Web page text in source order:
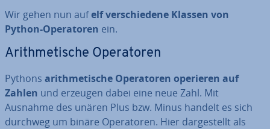
Wir gehen nun aufelf ver­schie­de­ne Klassen von
Python-Ope­ra­to­ren ein.
Arith­me­ti­sche Ope­ra­to­ren
Pythons arith­me­ti­sche Ope­ra­to­ren operieren auf
Zahlen und erzeugen dabei eine neue Zahl. Mit
Ausnahme des unären Plus bzw. Minus handelt es sich
durchweg um binäre Ope­ra­to­ren. Hier dar­ge­stellt als